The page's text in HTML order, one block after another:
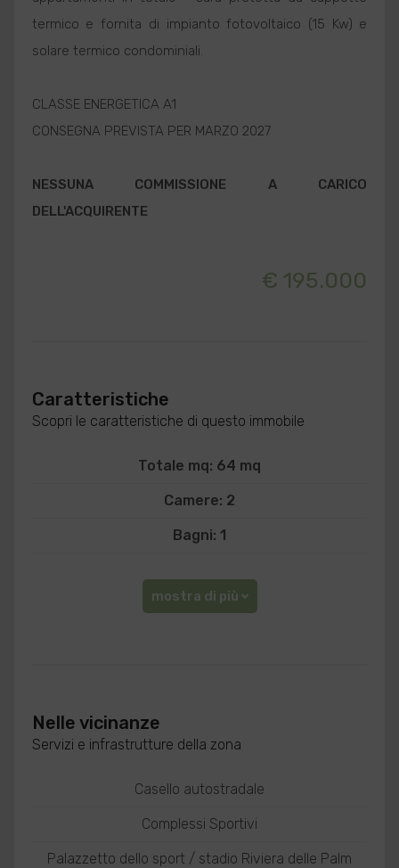
termico e fornita di impianto fotovoltaico (15 Kw) e
solare termico condominiali.
CLASSE ENERGETICA A1
CONSEGNA PREVISTA PER MARZO 2027
NESSUNA COMMISSIONE A CARICO
DELL'ACQUIRENTE
€ 195.000
Caratteristiche
Scopri le caratteristiche di questo immobile
Totale mq: 64 mq
Camere: 2
Bagni: 1
mostra di più
Nelle vicinanze
Servizi e infrastrutture della zona
Casello autostradale
Complessi Sportivi
Palazzetto dello sport / stadio Riviera delle Palm